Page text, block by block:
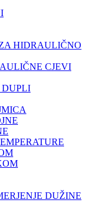
HIDRAULIČNO
CJEVI
DUPLI
DUŽINE